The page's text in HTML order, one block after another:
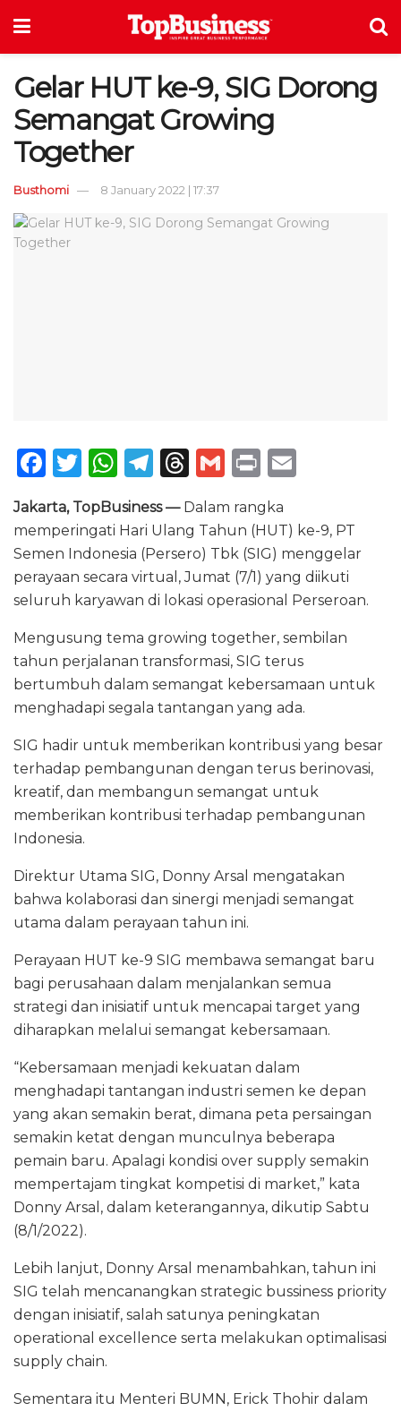
Gelar HUT ke-9, SIG Dorong
Semangat Growing
Together
Busthomi 8 January 2022 | 17:37
F
c
e
b
o
o
k
T
w
it
te
r
W
h
a
ts
A
p
p
T
e
g
ra
m
T
h
re
a
d
s
G
ai
l
P
ri
n
t
ai
l
Jakarta, TopBusiness —Dalam rangka
memperingati Hari Ulang Tahun (HUT) ke-9, PT
Semen Indonesia (Persero) Tbk (SIG) menggelar
perayaan secara virtual, Jumat (7/1) yang diikuti
seluruh karyawan di lokasi operasional Perseroan.
Mengusung tema growing together, sembilan
tahun perjalanan transformasi, SIG terus
bertumbuh dalam semangat kebersamaan untuk
menghadapi segala tantangan yang ada.
SIG hadir untuk memberikan kontribusi yang besar
terhadap pembangunan dengan terus berinovasi,
kreatif, dan membangun semangat untuk
memberikan kontribusi terhadap pembangunan
Indonesia.
Direktur Utama SIG, Donny Arsal mengatakan
bahwa kolaborasi dan sinergi menjadi semangat
utama dalam perayaan tahun ini.
Perayaan HUT ke-9 SIG membawa semangat baru
bagi perusahaan dalam menjalankan semua
strategi dan inisiatif untuk mencapai target yang
diharapkan melalui semangat kebersamaan.
“Kebersamaan menjadi kekuatan dalam
menghadapi tantangan industri semen ke depan
yang akan semakin berat, dimana peta persaingan
semakin ketat dengan munculnya beberapa
pemain baru. Apalagi kondisi over supply semakin
mempertajam tingkat kompetisi di market,” kata
Donny Arsal, dalam keterangannya, dikutip Sabtu
(8/1/2022).
Lebih lanjut, Donny Arsal menambahkan, tahun ini
SIG telah mencanangkan strategic bussiness priority
dengan inisiatif, salah satunya peningkatan
operational excellence serta melakukan optimalisasi
supply chain.
Sementara itu Menteri BUMN, Erick Thohir dalam